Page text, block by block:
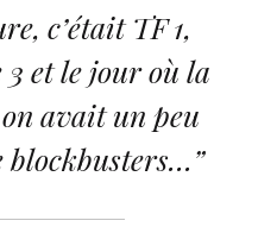
c’était TF 1,
et le jour où la
avait un peu
blockbusters…”